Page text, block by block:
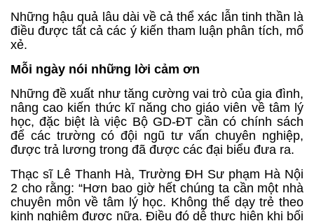
Những hậu quả lâu dài về cả thể xác lẫn tinh thần là
điều được tất cả các ý kiến tham luận phân tích, mổ
xẻ.
Mỗi ngày nói những lời cảm ơn
Những đề xuất như tăng cường vai trò của gia đình,
nâng cao kiến thức kĩ năng cho giáo viên về tâm lý
học, đặc biệt là việc Bộ GD-ĐT cần có chính sách
để các trường có đội ngũ tư vấn chuyên nghiệp,
được trả lương trong đã được các đại biểu đưa ra.
Thạc sĩ Lê Thanh Hà, Trường ĐH Sư phạm Hà Nội
2 cho rằng: “Hơn bao giờ hết chúng ta cần một nhà
chuyên môn về tâm lý học. Không thể dạy trẻ theo
kinh nghiệm được nữa. Điều đó dễ thực hiện khi bối